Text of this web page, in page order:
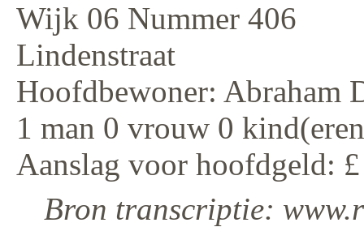
Wijk 06 Nummer 406
Lindenstraat
Hoofdbewoner: Abraham
1 man 0 vrouw 0
Aanslag voor hoofdgeld:
Bron transcriptie: